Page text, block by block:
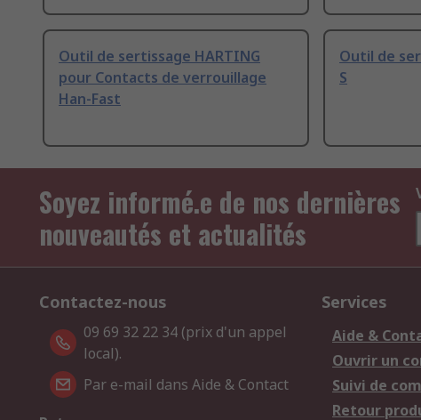
Outil de sertissage HARTING
pour Contacts de verrouillage
Han-Fast
Outil de
S
Soyez informé.e de nos dernières
nouveautés et actualités
Contactez-nous
09 69 32 22 34 (prix d'un appel
local).
Par e-mail dans Aide & Contact
Services
Aide &
Ouvrir un
Suivi de
Retour